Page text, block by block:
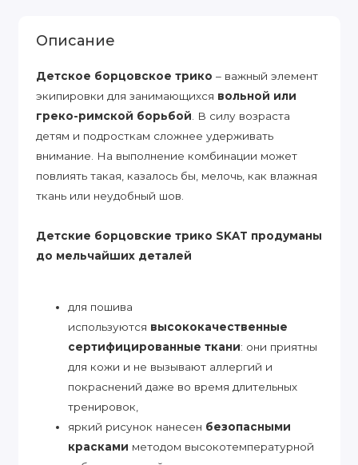
Описание
Детское борцовское трико – важный элемент
экипировки для занимающихся вольной или
греко-римской борьбой . В силу возраста
детям и подросткам сложнее удерживать
внимание. На выполнение комбинации может
повлиять такая, казалось бы, мелочь, как влажная
ткань или неудобный шов.
Детские борцовские трико SKAT продуманы
до мельчайших деталей
для пошива
используются высококачественные
сертифицированные ткани: они приятны
для кожи и не вызывают аллергий и
покраснений даже во время длительных
тренировок,
яркий рисунок нанесен безопасными
красками методом высокотемпературной